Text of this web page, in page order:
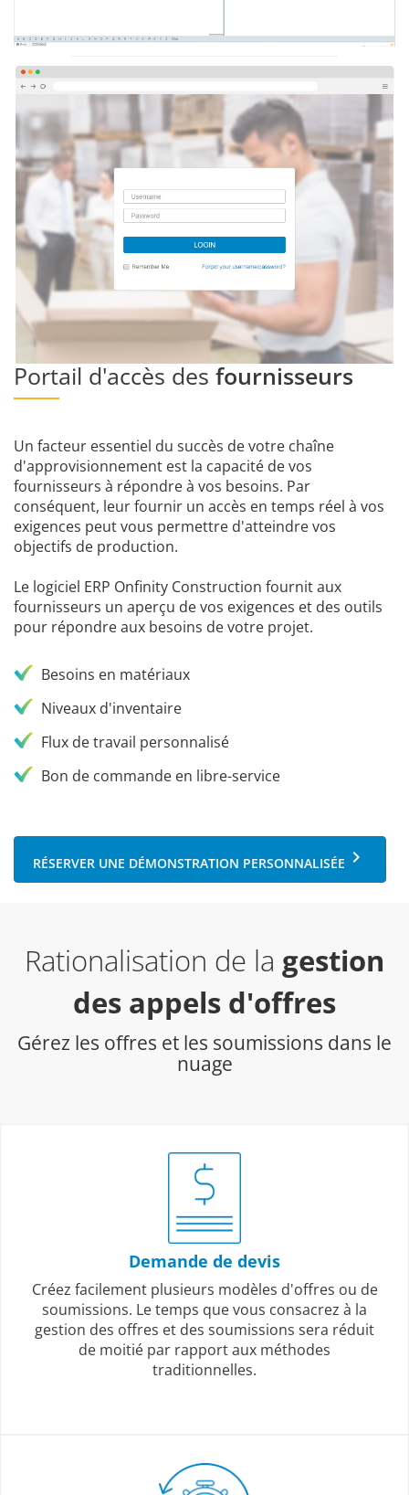
Portail d'accès des fournisseurs
Un facteur essentiel du succès de votre chaîne
d'approvisionnement est la capacité de vos
fournisseurs à répondre à vos besoins. Par
conséquent, leur fournir un accès en temps réel à vos
exigences peut vous permettre d'atteindre vos
objectifs de production.
Le logiciel ERP Onfinity Construction fournit aux
fournisseurs un aperçu de vos exigences et des outils
pour répondre aux besoins de votre projet.
Besoins en matériaux
Niveaux d'inventaire
Flux de travail personnalisé
Bon de commande en libre-service
RÉSERVER UNE DÉMONSTRATION PERSONNALISÉE keyboard_arrow_right
Rationalisation de la gestion
des appels d'offres
Gérez les offres et les soumissions dans le
nuage
Demande de devis
Créez facilement plusieurs modèles d'offres ou de
soumissions. Le temps que vous consacrez à la
gestion des offres et des soumissions sera réduit
de moitié par rapport aux méthodes
traditionnelles.